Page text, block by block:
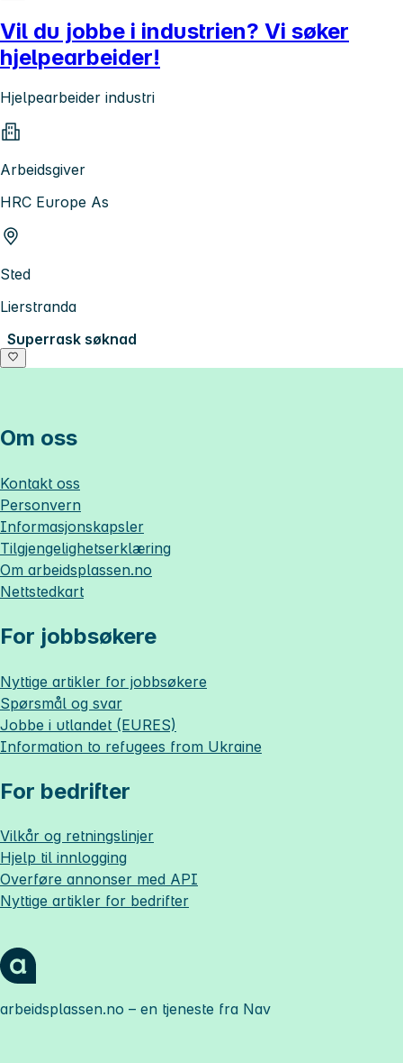
Vil du jobbe i industrien? Vi søker
hjelpearbeider!
Hjelpearbeider industri
Arbeidsgiver
HRC Europe As
Sted
Lierstranda
Superrask søknad
Om oss
Kontakt oss
Personvern
Informasjonskapsler
Tilgjengelighetserklæring
Om arbeidsplassen.no
Nettstedkart
For jobbsøkere
Nyttige artikler for jobbsøkere
Spørsmål og svar
Jobbe i utlandet (EURES)
Information to refugees from Ukraine
For bedrifter
Vilkår og retningslinjer
Hjelp til innlogging
Overføre annonser med API
Nyttige artikler for bedrifter
arbeidsplassen.no – en tjeneste fra Nav